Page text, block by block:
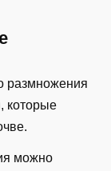
размножения
которые
можно